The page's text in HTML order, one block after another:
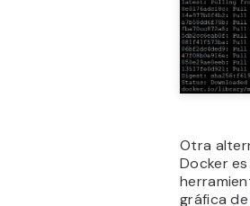
Otra
Docker
gráfica